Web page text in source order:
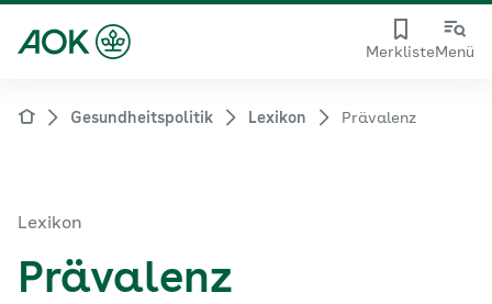
MerklisteMenü
Gesundheitspolitik Lexikon Prävalenz
Lexikon
Prävalenz